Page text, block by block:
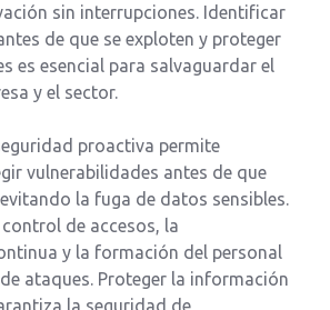
sin interrupciones. Identificar
de que se exploten y proteger
es esencial para salvaguardar el
y el sector.
proactiva permite
vulnerabilidades antes de que
la fuga de datos sensibles.
de accesos, la
y la formación del personal
ataques. Proteger la información
la seguridad de